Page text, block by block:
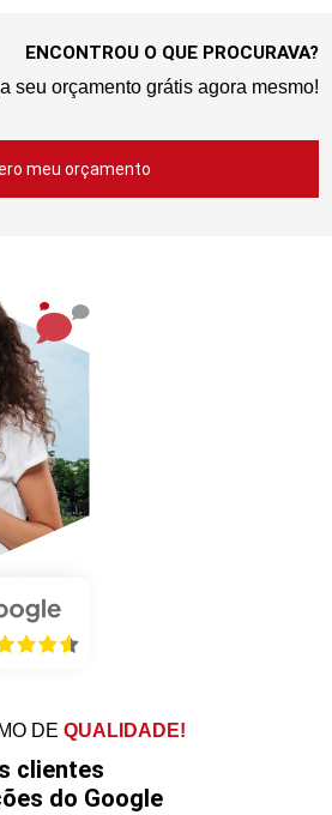
ENCONTROU O QUE PROCURAVA?
seu orçamento grátis agora mesmo!
meu orçamento
DEQUALIDADE!
clientes
do Google